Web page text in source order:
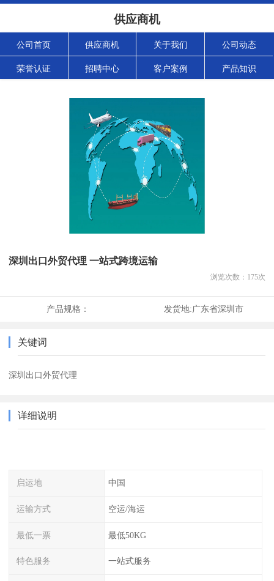
供应商机
公司首页 供应商机 关于我们 公司动态
荣誉认证 招聘中心 客户案例 产品知识
深圳出口外贸代理 一站式跨境运输
浏览次数： 175次
产品规格： 发货地:广东省深圳市
关键词
深圳出口外贸代理
详细说明
启运地 中国
运输方式 空运/海运
最低一票 最低50KG
特色服务 一站式服务